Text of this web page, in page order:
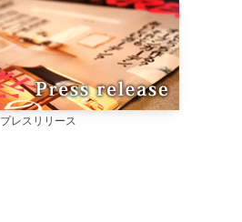
プレスリリース